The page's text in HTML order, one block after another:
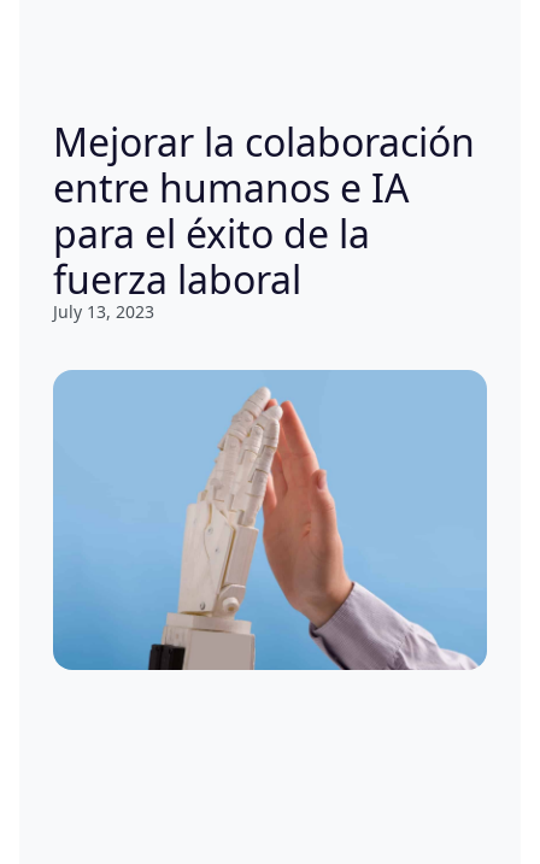
Mejorar la colaboración
entre humanos e IA
para el éxito de la
fuerza laboral
July 13, 2023